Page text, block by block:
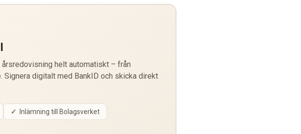
helt automatiskt – från
digitalt med BankID och skicka direkt
Inlämning till Bolagsverket